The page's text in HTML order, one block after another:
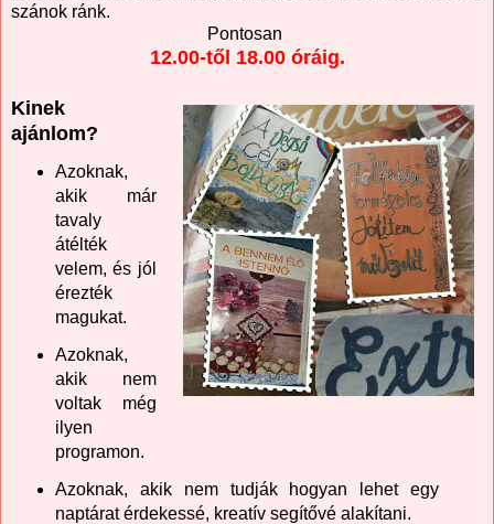
szánok ránk.
Pontosan
12.00-től 18.00 óráig.
Kinek
ajánlom?
Azoknak,
akik már
tavaly
átélték
velem, és jól
érezték
magukat.
Azoknak,
akik nem
voltak még
ilyen
programon.
Azoknak, akik nem tudják hogyan lehet egy
naptárat érdekessé, kreatív segítővé alakítani.